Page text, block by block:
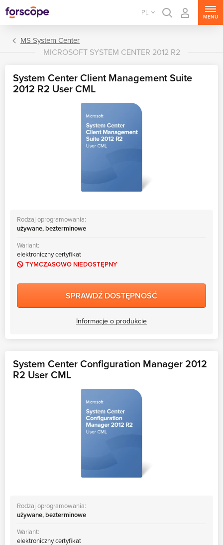
PL
MENU
MS Exchange Server
MS Project Server
MS Skype for Business Server
MS System Center
Server CALs
MS System Center
MICROSOFT SYSTEM CENTER 2012 R2
System Center Client Management Suite
2012 R2 User CML
Rodzaj oprogramowania:
używane, bezterminowe
Wariant:
elektroniczny certyfikat
TYMCZASOWO NIEDOSTĘPNY
SPRAWDŹ DOSTĘPNOŚĆ
Informacje o produkcie
System Center Configuration Manager 2012
R2 User CML
Rodzaj oprogramowania:
używane, bezterminowe
Wariant:
elektroniczny certyfikat